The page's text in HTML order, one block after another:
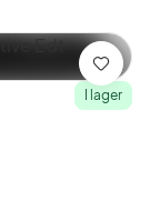
I lager
Spara